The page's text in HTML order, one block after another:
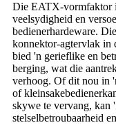
Die EATX-vormfaktor
veelsydigheid en
bedienerhardeware.
konnektor-agtervlak in
bied 'n gerieflike en
berging, wat die
verhoog. Of dit nou in
of
skywe te vervang, kan
stelselbetroubaarheid